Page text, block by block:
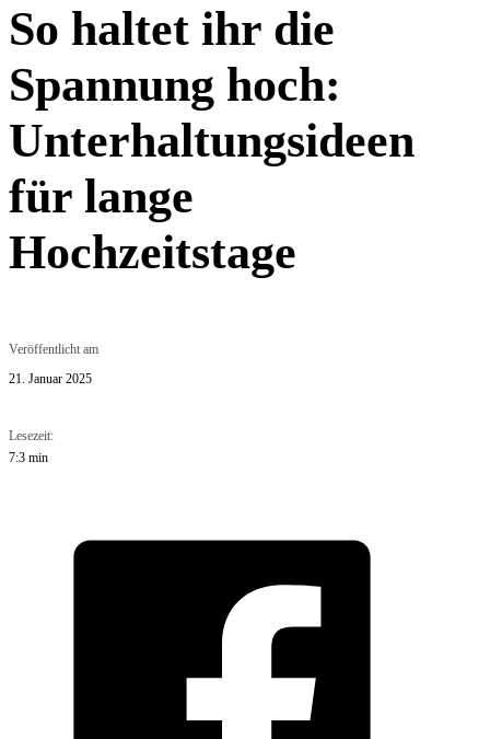
So haltet ihr die
Spannung hoch:
Unterhaltungsideen
für lange
Hochzeitstage
Veröffentlicht am
21. Januar 2025
Lesezeit:
7:3 min